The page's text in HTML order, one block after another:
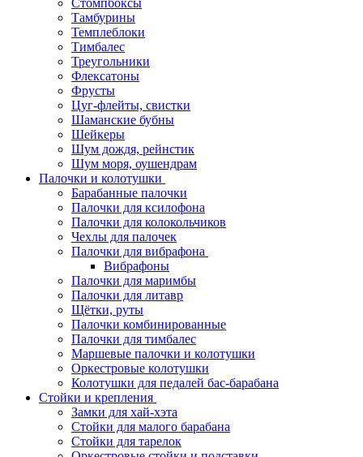
Стомпбоксы
Тамбурины
Темплеблоки
Тимбалес
Треугольники
Флексатоны
Фрусты
Цуг-флейты, свистки
Шаманские бубны
Шейкеры
Шум дождя, рейнстик
Шум моря, оушендрам
Палочки и колотушки
Барабанные палочки
Палочки для ксилофона
Палочки для колокольчиков
Чехлы для палочек
Палочки для вибрафона
Вибрафоны
Палочки для маримбы
Палочки для литавр
Щётки, руты
Палочки комбинированные
Палочки для тимбалес
Маршевые палочки и колотушки
Оркестровые колотушки
Колотушки для педалей бас-барабана
Стойки и крепления
Замки для хай-хэта
Стойки для малого барабана
Стойки для тарелок